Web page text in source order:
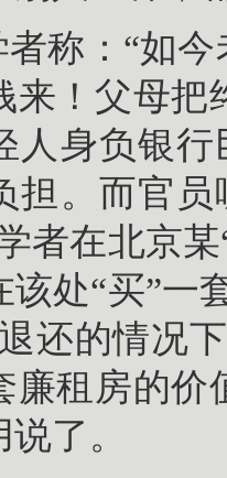
称：“如
来！父母把
人身负银行
担。而官员
者在北京
该处“买”一
还的情况
廉租房的
了。